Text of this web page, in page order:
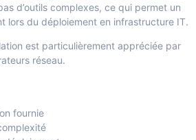
d’outils complexes, ce qui permet un
lors du déploiement en infrastructure IT.
est particulièrement appréciée par
réseau.
fournie